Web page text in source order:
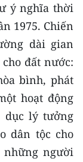
ý nghĩa thời
1975. Chiến
dài gian
đất nước:
bình, phát
hoạt động
dục lý tưởng
dân tộc cho
những người